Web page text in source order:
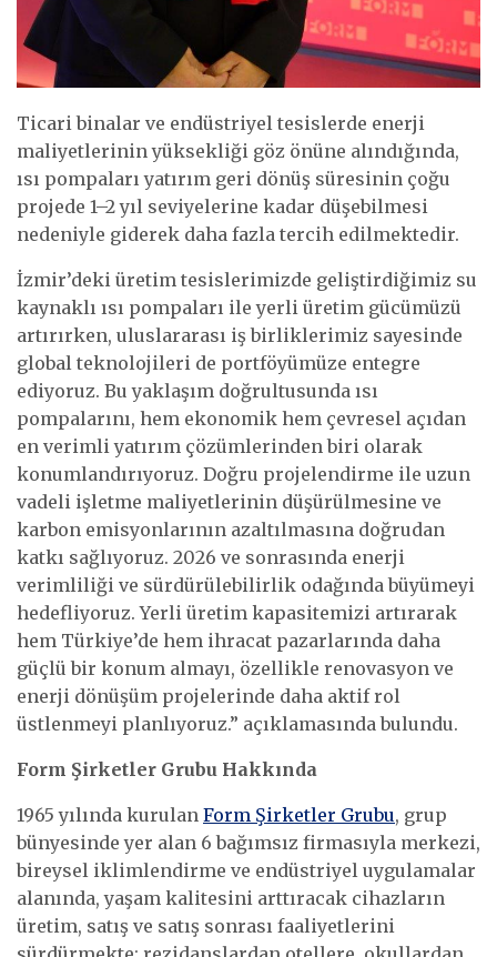
Ticari binalar ve endüstriyel tesislerde enerji
maliyetlerinin yüksekliği göz önüne alındığında,
ısı pompaları yatırım geri dönüş süresinin çoğu
projede 1–2 yıl seviyelerine kadar düşebilmesi
nedeniyle giderek daha fazla tercih edilmektedir.
İzmir’deki üretim tesislerimizde geliştirdiğimiz su
kaynaklı ısı pompaları ile yerli üretim gücümüzü
artırırken, uluslararası iş birliklerimiz sayesinde
global teknolojileri de portföyümüze entegre
ediyoruz. Bu yaklaşım doğrultusunda ısı
pompalarını, hem ekonomik hem çevresel açıdan
en verimli yatırım çözümlerinden biri olarak
konumlandırıyoruz. Doğru projelendirme ile uzun
vadeli işletme maliyetlerinin düşürülmesine ve
karbon emisyonlarının azaltılmasına doğrudan
katkı sağlıyoruz. 2026 ve sonrasında enerji
verimliliği ve sürdürülebilirlik odağında büyümeyi
hedefliyoruz. Yerli üretim kapasitemizi artırarak
hem Türkiye’de hem ihracat pazarlarında daha
güçlü bir konum almayı, özellikle renovasyon ve
enerji dönüşüm projelerinde daha aktif rol
üstlenmeyi planlıyoruz.” açıklamasında bulundu.
Form Şirketler Grubu Hakkında
1965 yılında kurulan Form Şirketler Grubu, grup
bünyesinde yer alan 6 bağımsız firmasıyla merkezi,
bireysel iklimlendirme ve endüstriyel uygulamalar
alanında, yaşam kalitesini arttıracak cihazların
üretim, satış ve satış sonrası faaliyetlerini